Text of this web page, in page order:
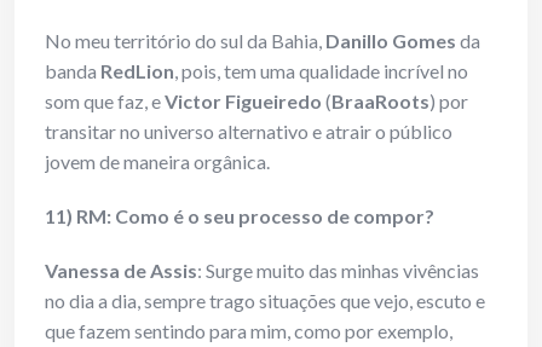
No meu território do sul da Bahia, Danillo Gomes da
banda RedLion, pois, tem uma qualidade incrível no
som que faz, eVictor Figueiredo (BraaRoots) por
transitar no universo alternativo e atrair o público
jovem de maneira orgânica.
11) RM: Como é o seu processo de compor?
Vanessa de Assis: Surge muito das minhas vivências
no dia a dia, sempre trago situações que vejo, escuto e
que fazem sentindo para mim, como por exemplo,